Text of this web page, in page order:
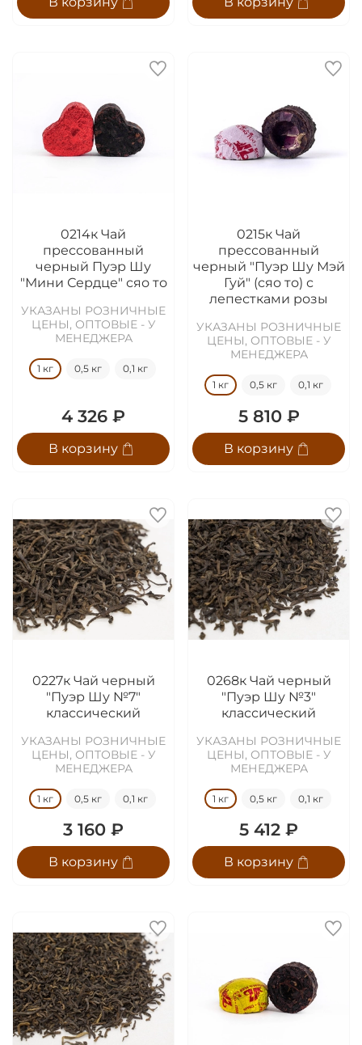
0214к Чай
прессованный
черный Пуэр Шу
"Мини Сердце" сяо то
УКАЗАНЫ РОЗНИЧНЫЕ
ЦЕНЫ, ОПТОВЫЕ - У
МЕНЕДЖЕРА
1 кг 0,5 кг 0,1 кг
4 326 ₽
В корзину
0215к Чай
прессованный
черный "Пуэр Шу Мэй
Гуй" (сяо то) с
лепестками розы
УКАЗАНЫ РОЗНИЧНЫЕ
ЦЕНЫ, ОПТОВЫЕ - У
МЕНЕДЖЕРА
1 кг 0,5 кг 0,1 кг
5 810 ₽
В корзину
0227к Чай черный
"Пуэр Шу №7"
классический
УКАЗАНЫ РОЗНИЧНЫЕ
ЦЕНЫ, ОПТОВЫЕ - У
МЕНЕДЖЕРА
1 кг 0,5 кг 0,1 кг
3 160 ₽
В корзину
0268к Чай черный
"Пуэр Шу №3"
классический
УКАЗАНЫ РОЗНИЧНЫЕ
ЦЕНЫ, ОПТОВЫЕ - У
МЕНЕДЖЕРА
1 кг 0,5 кг 0,1 кг
5 412 ₽
В корзину